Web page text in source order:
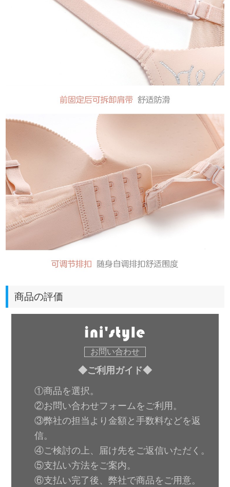
商品の評価
お問い合わせ
◆ご利用ガイド◆
①商品を選択。
②お問い合わせフォームをご利用。
③弊社の担当より金額と手数料などを返
信。
④ご検討の上、届け先をご返信いただく。
⑤支払い方法をご案内。
⑥支払い完了後、弊社で商品をご用意。